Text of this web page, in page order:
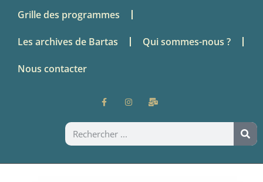
Grille des programmes
Les archives de Bartas Qui sommes-nous ?
Nous contacter